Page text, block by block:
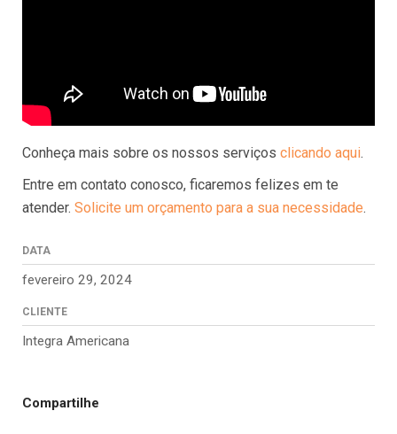
Conheça mais sobre os nossos serviços clicando aqui.
Entre em contato conosco, ficaremos felizes em te
atender. Solicite um orçamento para a sua necessidade.
DATA
fevereiro 29, 2024
CLIENTE
Integra Americana
Compartilhe